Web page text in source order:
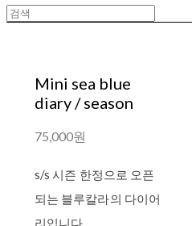
Mini sea blue
diary / season
75,000원
s/s 시즌 한정으로 오픈
되는 블루칼라의 다이어
리입니다.